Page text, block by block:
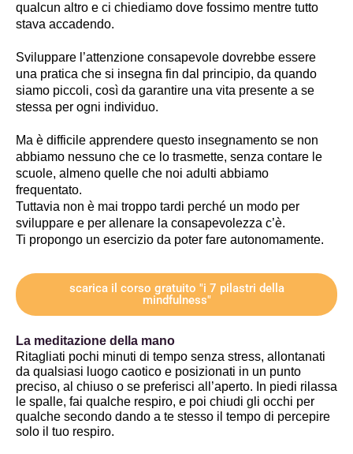
qualcun altro e ci chiediamo dove fossimo mentre tutto
stava accadendo.
Sviluppare l’attenzione consapevole dovrebbe essere
una pratica che si insegna fin dal principio, da quando
siamo piccoli, così da garantire una vita presente a se
stessa per ogni individuo.
Ma è difficile apprendere questo insegnamento se non
abbiamo nessuno che ce lo trasmette, senza contare le
scuole, almeno quelle che noi adulti abbiamo
frequentato.
Tuttavia non è mai troppo tardi perché un modo per
sviluppare e per allenare la consapevolezza c’è.
Ti propongo un esercizio da poter fare autonomamente.
scarica il corso gratuito "i 7 pilastri della
mindfulness"
La meditazione della mano
Ritagliati pochi minuti di tempo senza stress, allontanati
da qualsiasi luogo caotico e posizionati in un punto
preciso, al chiuso o se preferisci all’aperto. In piedi rilassa
le spalle, fai qualche respiro, e poi chiudi gli occhi per
qualche secondo dando a te stesso il tempo di percepire
solo il tuo respiro.